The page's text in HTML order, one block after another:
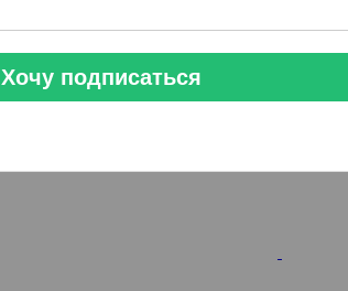
Хочу подписаться